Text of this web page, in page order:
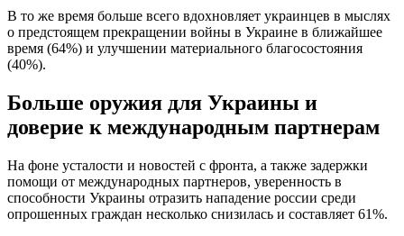
В то же время больше всего вдохновляет украинцев в мыслях
о предстоящем прекращении войны в Украине в ближайшее
время (64%) и улучшении материального благосостояния
(40%).
Больше оружия для Украины и
доверие к международным партнерам
На фоне усталости и новостей с фронта, а также задержки
помощи от международных партнеров, уверенность в
способности Украины отразить нападение россии среди
опрошенных граждан несколько снизилась и составляет 61%.